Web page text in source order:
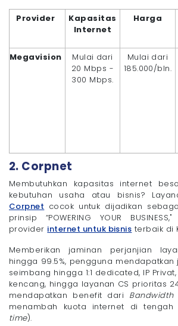
Provider
Kapasitas
Internet
Harga
Megavision
Mulai dari
20 Mbps -
300 Mbps.
Mulai dari
185.000/bln.
2. Corpnet
Membutuhkan kapasitas internet
kebutuhan usaha atau bisnis?
Corpnet cocok untuk dijadikan
prinsip “POWERING YOUR
provider internet untuk bisnis terbaik di
Memberikan jaminan perjanjian
hingga 99.5%, pengguna
seimbang hingga 1:1 dedicated, IP
kencang, hingga layanan CS prioritas
mendapatkan benefit dari
menambah kuota internet di tengah
time).